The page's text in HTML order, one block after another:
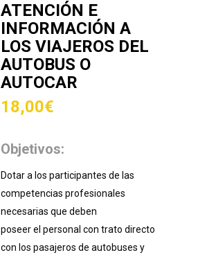
ATENCIÓN E
INFORMACIÓN A
LOS VIAJEROS DEL
AUTOBUS O
AUTOCAR
18,00€
Objetivos:
Dotar a los participantes de las
competencias profesionales
necesarias que deben
poseer el personal con trato directo
con los pasajeros de autobuses y